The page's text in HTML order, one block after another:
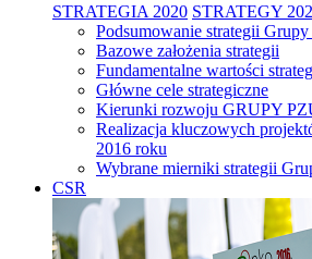
STRATEGIA 2020 STRATEGY
Podsumowanie strategii
Bazowe założenia strategii
Fundamentalne wartości
Główne cele strategiczne
Kierunki rozwoju GRUPY
Realizacja kluczowych
2016 roku
Wybrane mierniki strategii
CSR